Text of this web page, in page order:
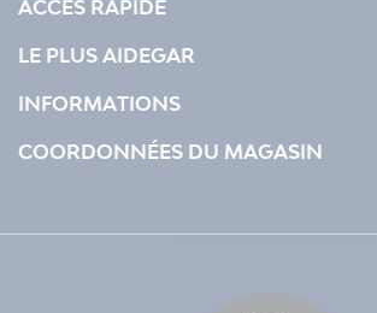
ACCÈS RAPIDE
LE PLUS AIDEGAR
INFORMATIONS
COORDONNÉES DU MAGASIN